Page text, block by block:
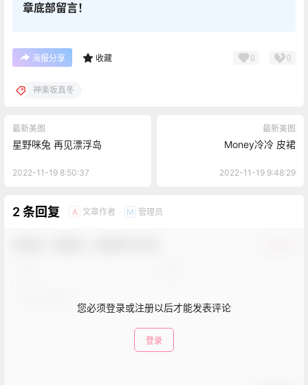
章底部留言！
海报分享 收藏 0 0
神楽坂真冬
最新美图
星野咪兔 再见漂浮岛
2022-11-19 8:50:37
最新美图
Money冷冷 皮裙
2022-11-19 9:48:29
2 条回复 A 文章作者 M 管理员
您必须登录或注册以后才能发表评论
登录